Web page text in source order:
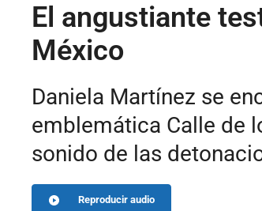
El angustiante
México
Daniela Martínez se
emblemática Calle de
sonido de las
Reproducir audio